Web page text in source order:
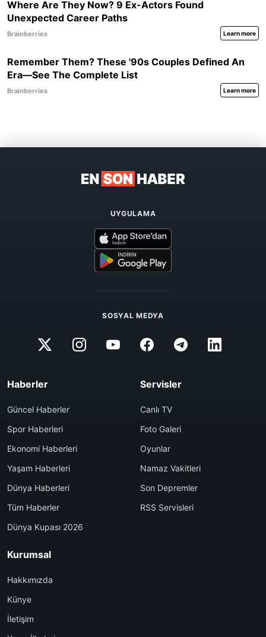
UYGULAMA
SOSYAL MEDYA
Haberler
Güncel Haberler
Spor Haberleri
Ekonomi Haberleri
Yaşam Haberleri
Dünya Haberleri
Tüm Haberler
Dünya Kupası 2026
Servisler
Canlı TV
Foto Galeri
Oyunlar
Namaz Vakitleri
Son Depremler
RSS Servisleri
Kurumsal
Hakkımızda
Künye
İletişim